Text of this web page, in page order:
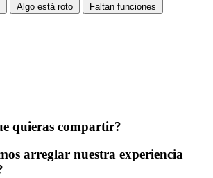
Algo está roto Faltan funciones
quieras compartir?
arreglar nuestra experiencia